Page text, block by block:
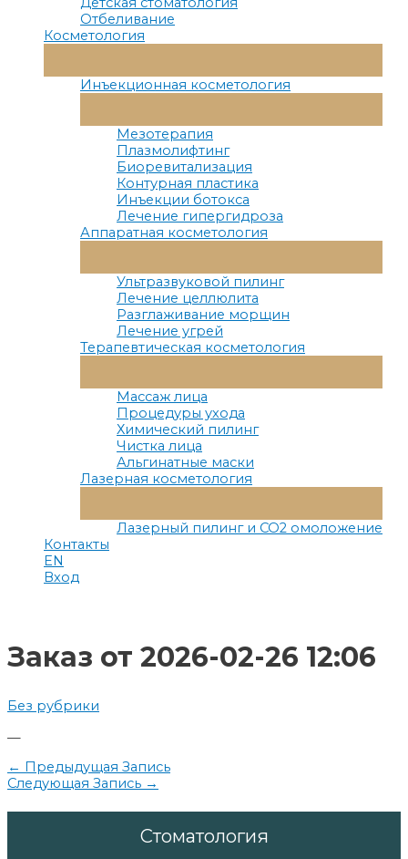
Отбеливание
Косметология
Меню
Инъекционная косметология
Меню
Мезотерапия
Плазмолифтинг
Биоревитализация
Контурная пластика
Инъекции ботокса
Лечение гипергидроза
Аппаратная косметология
Меню
Ультразвуковой пилинг
Лечение целлюлита
Разглаживание морщин
Лечение угрей
Терапевтическая косметология
Меню
Массаж лица
Процедуры ухода
Химический пилинг
Чистка лица
Альгинатные маски
Лазерная косметология
Меню
Лазерный пилинг и СО2 омоложение
Контакты
EN
Вход
Заказ от 2026-02-26 12:06
Без рубрики
—
Навигация
по
← Предыдущая Запись
Следующая Запись →
Стоматология